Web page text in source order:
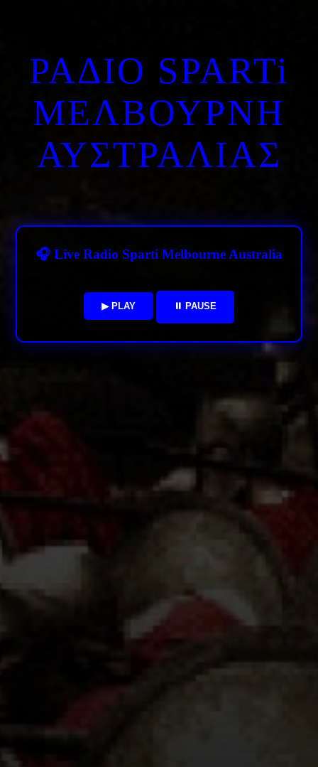
ΡΑΔΙΟ SPARTi
ΜΕΛΒΟΥΡΝΗ
ΑΥΣΤΡΑΛΙΑΣ
🎧 Live Radio Sparti Melbourne Australia
▶ PLAY ⏸ PAUSE